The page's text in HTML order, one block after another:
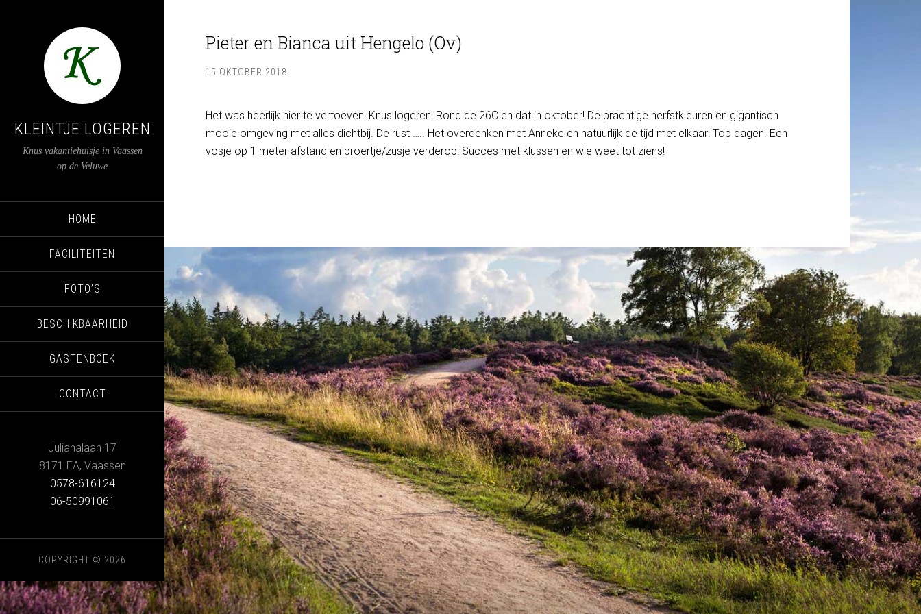
KLEINTJE LOGEREN
Knus vakantiehuisje in Vaassen
op de Veluwe
HOME
FACILITEITEN
FOTO’S
BESCHIKBAARHEID
GASTENBOEK
CONTACT
Julianalaan 17
8171 EA, Vaassen
0578-616124
06-50991061
COPYRIGHT © 2026
Pieter en Bianca uit Hengelo (Ov)
15 OKTOBER 2018
Het was heerlijk hier te vertoeven! Knus logeren! Rond de 26C en dat in oktober! De prachtige herfstkleuren en gigantisch
mooie omgeving met alles dichtbij. De rust ….. Het overdenken met Anneke en natuurlijk de tijd met elkaar! Top dagen. Een
vosje op 1 meter afstand en broertje/zusje verderop! Succes met klussen en wie weet tot ziens!